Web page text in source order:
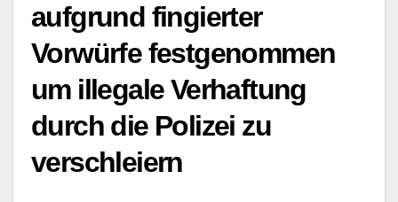
aufgrund fingierter
Vorwürfe festgenommen
um illegale Verhaftung
durch die Polizei zu
verschleiern